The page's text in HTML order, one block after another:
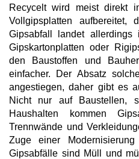
Recycelt wird meist direkt
Vollgipsplatten aufbereitet,
Gipsabfall landet
Gipskartonplatten oder
den Baustoffen und
einfacher. Der Absatz
angestiegen, daher gibt es
Nicht nur auf Baustellen,
Haushalten kommen
Trennwände und
Zuge einer
Gipsabfälle sind Müll und